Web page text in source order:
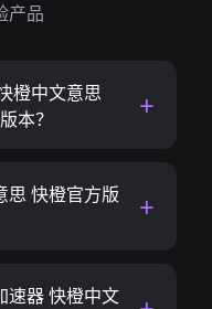
产品
橙中文意思
本？
思 快橙官方版
速器 快橙中文